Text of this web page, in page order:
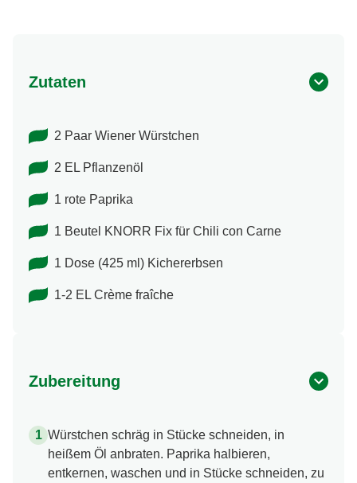
Zutaten
2 Paar Wiener Würstchen
2 EL Pflanzenöl
1 rote Paprika
1 Beutel KNORR Fix für Chili con Carne
1 Dose (425 ml) Kichererbsen
1-2 EL Crème fraîche
Zubereitung
Würstchen schräg in Stücke schneiden, in
heißem Öl anbraten. Paprika halbieren,
entkernen, waschen und in Stücke schneiden, zu